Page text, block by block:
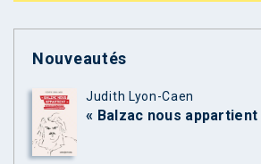
Nouveautés
Judith Lyon-Caen
« Balzac nous appartient